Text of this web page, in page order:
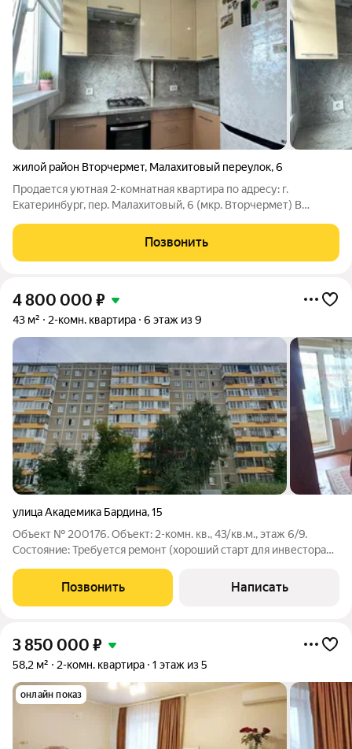
жилой район Вторчермет, Малахитовый переулок,6
Продается уютная 2-комнатная квартира по адресу: г.
Екатеринбург, пер. Малахитовый, 6 (мкр. Вторчермет) В
требует дополнительных вложений. Тихий двор, развитая
инфраструктура. Рядом школы, детские
Позвонить
4 800 000 ₽
43 м² 2-комн. квартира 6 этаж из 9
улица Академика Бардина,15
Объект № 200176. Объект: 2-комн. кв., 43/кв.м., этаж 6/9.
Состояние: Требуется ремонт (хороший старт для инвестора
у раздельный, балкон остеклен. Локация: Развитая
инфраструктура. Детские сады
Позвонить Написать
3 850 000 ₽
58,2 м² 2-комн. квартира 1 этаж из 5
онлайн показ